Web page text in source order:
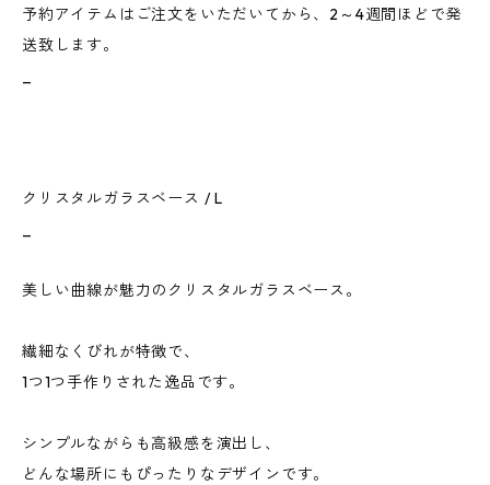
予約アイテムはご注文をいただいてから、2～4週間ほどで発
送致します。
クリスタルガラスベース / L
美しい曲線が魅力のクリスタルガラスベース。
繊細なくびれが特徴で、
1つ1つ手作りされた逸品です。
シンプルながらも高級感を演出し、
どんな場所にもぴったりなデザインです。